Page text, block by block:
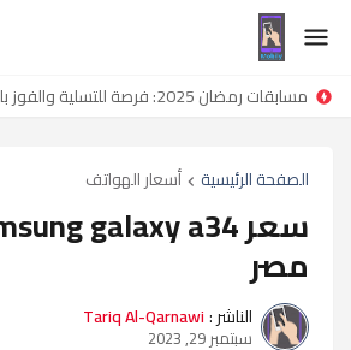
مسابقات رمضان 2025: فرصة للتسلية والفوز بالجوائز
الصفحة الرئيسية أسعار الهواتف
مصر
الناشر :Tariq Al-Qarnawi
سبتمبر 29, 2023